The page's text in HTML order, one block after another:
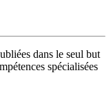
dans le seul but
spécialisées